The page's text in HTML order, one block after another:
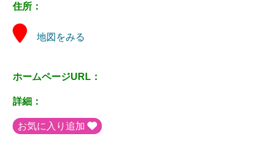
住所：
地図をみる
ホームページURL：
詳細：
お気に入り追加